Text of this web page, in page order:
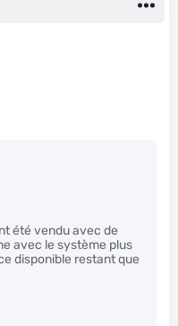
été vendu avec de
avec le système plus
disponible restant que